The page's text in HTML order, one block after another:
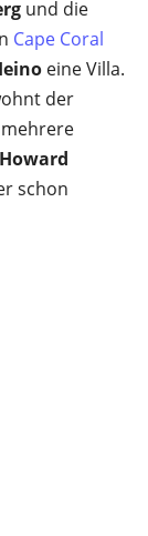
und die
Cape Coral
eine Villa.
der
Howard
schon